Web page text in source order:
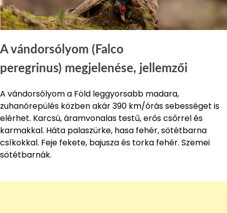
A vándorsólyom (Falco
peregrinus) megjelenése, jellemzői
A vándorsólyom a Föld leggyorsabb madara,
zuhanórepülés közben akár 390 km/órás sebességet is
elérhet. Karcsú, áramvonalas testű, erős csőrrel és
karmakkal. Háta palaszürke, hasa fehér, sötétbarna
csíkokkal. Feje fekete, bajusza és torka fehér. Szemei
sötétbarnák.